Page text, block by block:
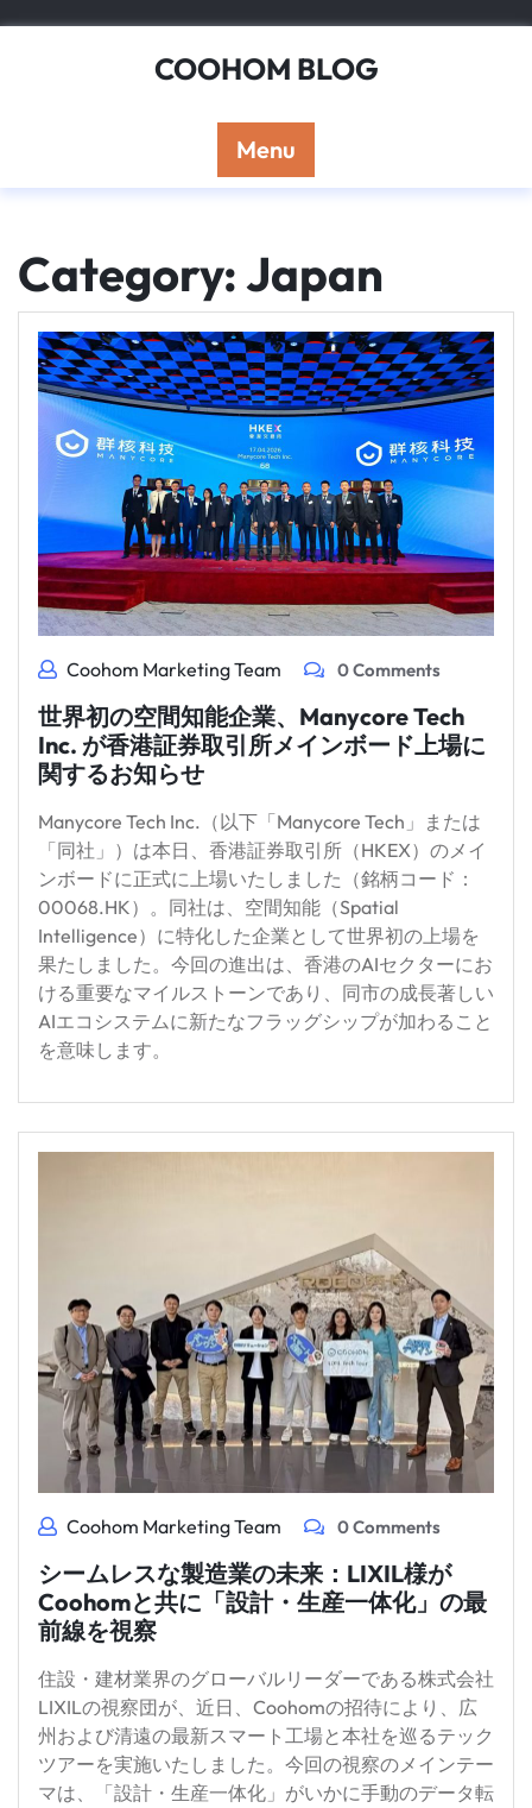
COOHOM BLOG
Menu
Category: Japan
Coohom Marketing Team 0 Comments
世界初の空間知能企業、Manycore Tech
Inc. が香港証券取引所メインボード上場に
関するお知らせ
Manycore Tech Inc.（以下「Manycore Tech」または
「同社」）は本日、香港証券取引所（HKEX）のメイ
ンボードに正式に上場いたしました（銘柄コード：
00068.HK）。同社は、空間知能（Spatial
Intelligence）に特化した企業として世界初の上場を
果たしました。今回の進出は、香港のAIセクターにお
ける重要なマイルストーンであり、同市の成長著しい
AIエコシステムに新たなフラッグシップが加わること
を意味します。
Coohom Marketing Team 0 Comments
シームレスな製造業の未来：LIXIL様が
Coohomと共に「設計・生産一体化」の最
前線を視察
住設・建材業界のグローバルリーダーである株式会社
LIXILの視察団が、近日、Coohomの招待により、広
州および清遠の最新スマート工場と本社を巡るテック
ツアーを実施いたしました。今回の視察のメインテー
マは、「設計・生産一体化」がいかに手動のデータ転